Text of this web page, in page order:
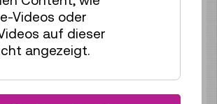
14:00– 14:30
Videos oder
auf dieser
angezeigt.